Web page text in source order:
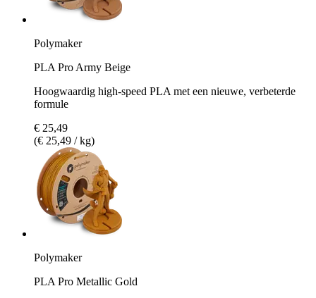
Polymaker
PLA Pro Army Beige
Hoogwaardig high-speed PLA met een nieuwe, verbeterde
formule
€ 25,49
(€ 25,49 / kg)
Polymaker
PLA Pro Metallic Gold